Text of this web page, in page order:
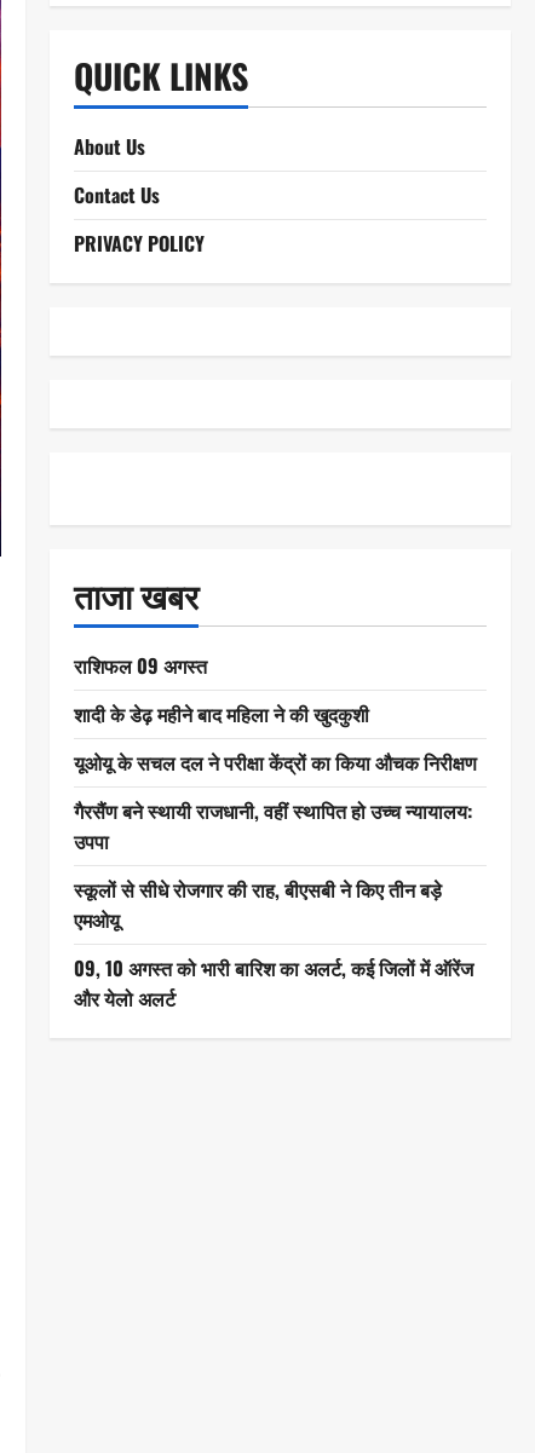
QUICK LINKS
About Us
Contact Us
PRIVACY POLICY
ताजा खबर
राशिफल 09 अगस्त
शादी के डेढ़ महीने बाद महिला ने की खुदकुशी
यूओयू के सचल दल ने परीक्षा केंद्रों का किया औचक निरीक्षण
गैरसैंण बने स्थायी राजधानी, वहीं स्थापित हो उच्च न्यायालय:
उपपा
स्कूलों से सीधे रोजगार की राह, बीएसबी ने किए तीन बड़े
एमओयू
09, 10 अगस्त को भारी बारिश का अलर्ट, कई जिलों में ऑरेंज
और येलो अलर्ट